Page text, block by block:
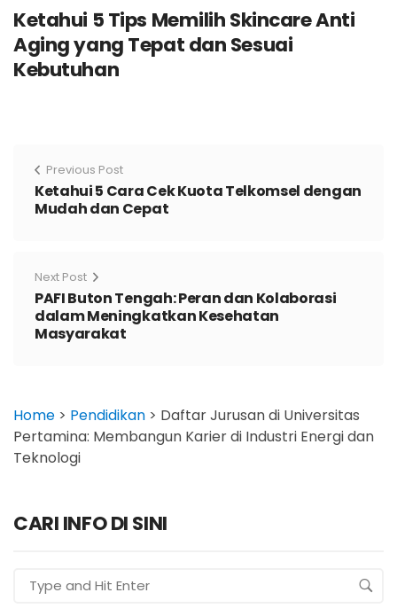
Ketahui 5 Tips Memilih Skincare Anti
Aging yang Tepat dan Sesuai
Kebutuhan
Previous Post
Ketahui 5 Cara Cek Kuota Telkomsel dengan
Mudah dan Cepat
Next Post
PAFI Buton Tengah: Peran dan Kolaborasi
dalam Meningkatkan Kesehatan
Masyarakat
Home > Pendidikan > Daftar Jurusan di Universitas
Pertamina: Membangun Karier di Industri Energi dan
Teknologi
CARI INFO DI SINI